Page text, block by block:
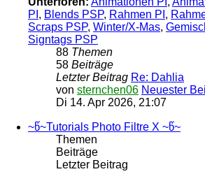
PI , Blends PSP, Rahmen PI ,
Scraps PSP, Winter/X-Mas,
Signtags PSP
88 Themen
58 Beiträge
Letzter Beitrag Re: Dahlia
von sternchen06 Neuester
Di 14. Apr 2026, 21:07
~წ~Tutorials Photo Filtre X ~წ~
Themen
Beiträge
Letzter Beitrag